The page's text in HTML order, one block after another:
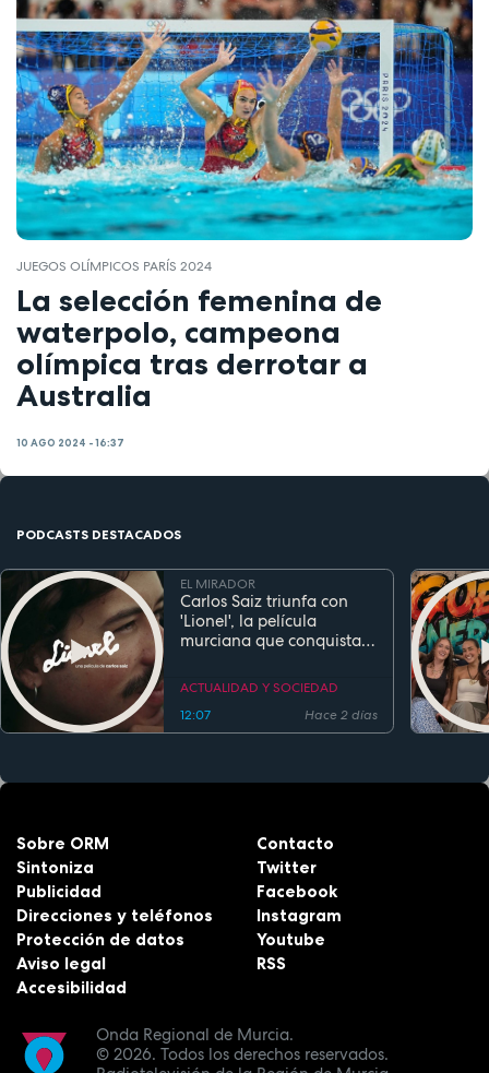
JUEGOS OLÍMPICOS PARÍS 2024
La selección femenina de
waterpolo, campeona
olímpica tras derrotar a
Australia
10 AGO 2024 - 16:37
PODCASTS DESTACADOS
EL MIRADOR
Carlos Saiz triunfa con
'Lionel', la película
murciana que conquista
estreno
ACTUALIDAD Y SOCIEDAD
12:07
Hace 2 días
Onda Regional de Murcia.
© 2026. Todos los derechos reservados.
Sobre ORM
Sintoniza
Publicidad
Direcciones y teléfonos
Protección de datos
Aviso legal
Accesibilidad
Contacto
Twitter
Facebook
Instagram
Youtube
RSS